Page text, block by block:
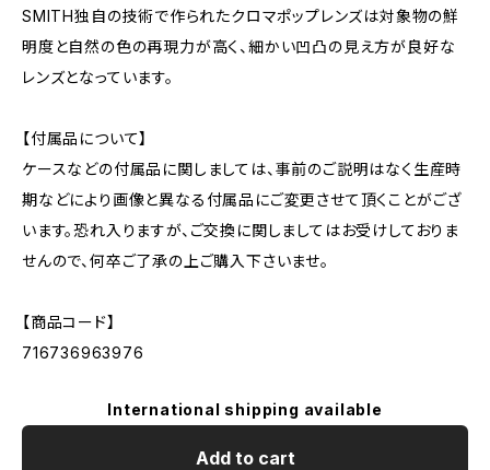
SMITH独自の技術で作られたクロマポップレンズは対象物の鮮
明度と自然の色の再現力が高く、細かい凹凸の見え方が良好な
レンズとなっています。
【付属品について】
ケースなどの付属品に関しましては、事前のご説明はなく生産時
期などにより画像と異なる付属品にご変更させて頂くことがござ
います。恐れ入りますが、ご交換に関しましてはお受けしておりま
せんので、何卒ご了承の上ご購入下さいませ。
【商品コード】
716736963976
International shipping available
Add to cart